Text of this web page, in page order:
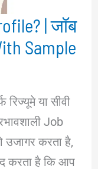
| जॉब
Sample
रिज्यूमे या सीवी
Job
करता है,
करता है कि आप